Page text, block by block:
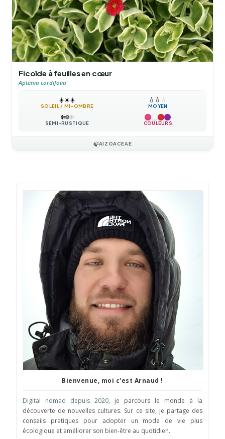
Ficoïde à feuilles en cœur
Aptenia cordifolia
☀️☀️☀️
SOLEIL / MI-OMBRE
💧 💧 💧
MOYEN
❄️❄️❄️
SEMI-RUSTIQUE COULEURS
🍃AIZOACEAE
Bienvenue, moi c'est Arnaud !
Digital nomad depuis 2020, je parcours le monde à la
découverte de nouvelles cultures. Sur ce site, je partage des
conseils pratiques pour adopter un mode de vie plus
écologique et améliorer son bien-être au quotidien.